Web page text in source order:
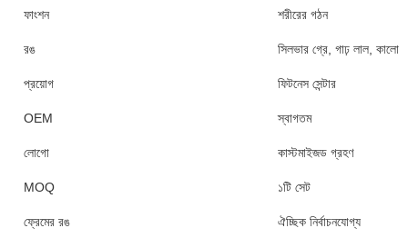
ফাংশন শরীরের গঠন
রঙ সিলভার গ্রে, গাঢ় লাল, কালো
প্রয়োগ ফিটনেস সেন্টার
OEM স্বাগতম
লোগো কাস্টমাইজড গ্রহণ
MOQ ১টি সেট
ফ্রেমের রঙ ঐচ্ছিক নির্বাচনযোগ্য